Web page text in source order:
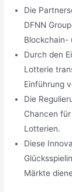
Die
DFNN
Blockchain-
Durch den
Lotterie
Einführung
Die
Chancen
Lotterien.
Diese
Märkte